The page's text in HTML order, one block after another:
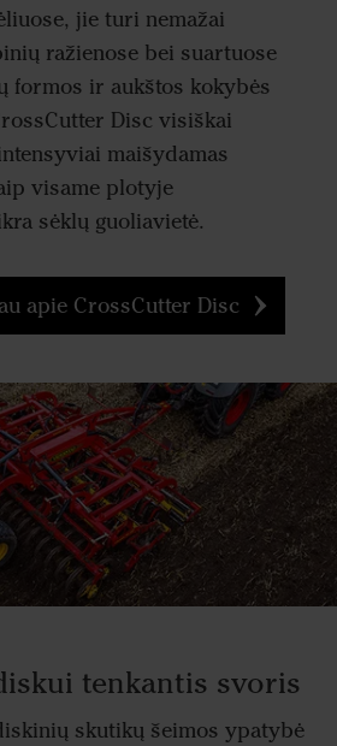
jie turi nemažai
ražienose bei suartuose
formos ir aukštos kokybės
Disc visiškai
maišydamas
visame plotyje
sėklų guoliavietė.
apie CrossCutter Disc
tenkantis svoris
skutikų šeimos ypatybė